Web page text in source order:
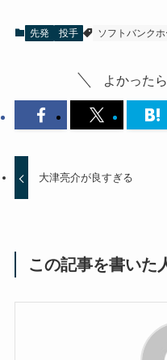
先発 投手 ソフトバンク
よかった
大津亮介が良すぎる
この記事を書いた